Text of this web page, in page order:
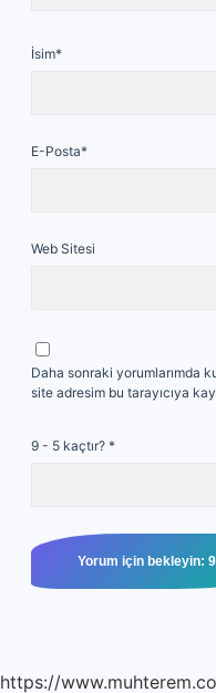
İsim*
E-Posta*
Web Sitesi
Daha sonraki yorumlarımda
site adresim bu tarayıcıya
9 - 5 kaçtır? *
https://